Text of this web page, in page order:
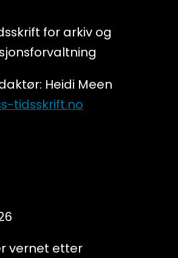
for arkiv og
Heidi Meen
tidsskrift.no
vernet etter